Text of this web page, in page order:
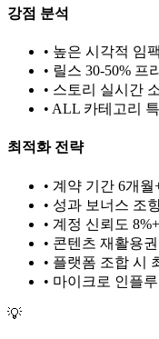
강점 분석
• 높은 시각적 임
• 릴스 30-50% 프
• 스토리 실시간
• ALL 카테고리
최적화 전략
• 계약 기간 6개
• 성과 보너스 조
• 계정 신뢰도
• 콘텐츠 재활용
• 플랫폼 조합 시
• 마이크로 인플
💡